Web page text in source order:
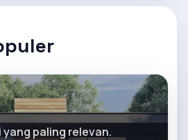
paling relevan.